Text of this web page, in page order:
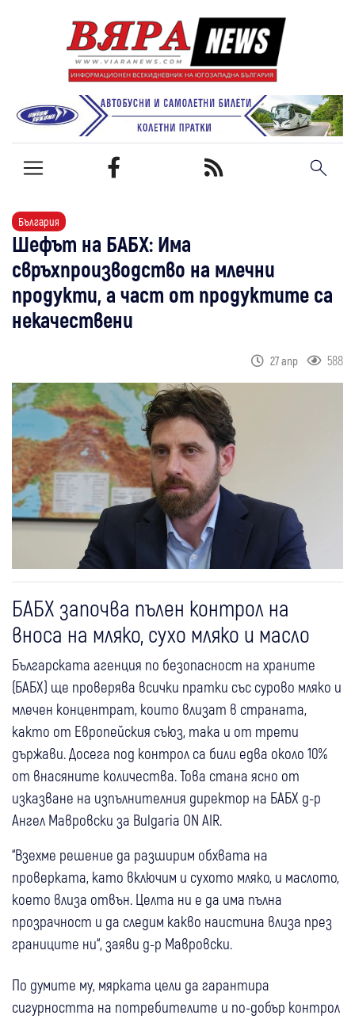
България
Шефът на БАБХ: Има
свръхпроизводство на млечни
продукти, а част от продуктите са
некачествени
27 апр 588
БАБХ започва пълен контрол на
вноса на мляко, сухо мляко и масло
Българската агенция по безопасност на храните
(БАБХ) ще проверява всички пратки със сурово мляко и
млечен концентрат, които влизат в страната,
както от Европейския съюз, така и от трети
държави. Досега под контрол са били едва около 10%
от внасяните количества. Това стана ясно от
изказване на изпълнителния директор на БАБХ д-р
Ангел Мавровски за Bulgaria ON AIR.
“Взехме решение да разширим обхвата на
проверката, като включим и сухото мляко, и маслото,
което влиза отвън. Целта ни е да има пълна
прозрачност и да следим какво наистина влиза през
границите ни“, заяви д-р Мавровски.
По думите му, мярката цели да гарантира
сигурността на потребителите и по-добър контрол